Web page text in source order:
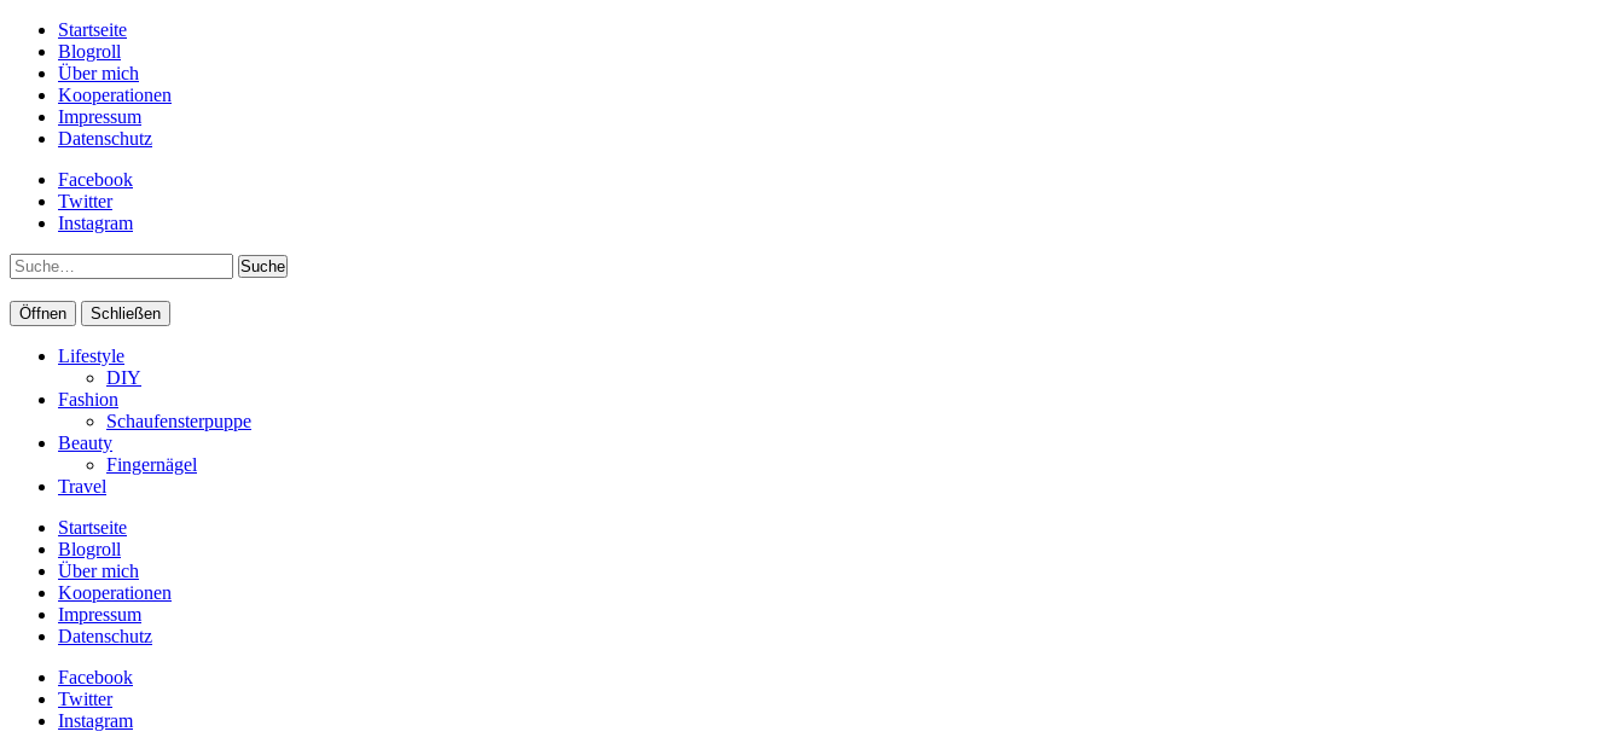
Startseite
Blogroll
Über mich
Kooperationen
Impressum
Datenschutz
Facebook
Twitter
Instagram
Suche
Öffnen Schließen
Lifestyle
DIY
Fashion
Schaufensterpuppe
Beauty
Fingernägel
Travel
Startseite
Blogroll
Über mich
Kooperationen
Impressum
Datenschutz
Facebook
Twitter
Instagram